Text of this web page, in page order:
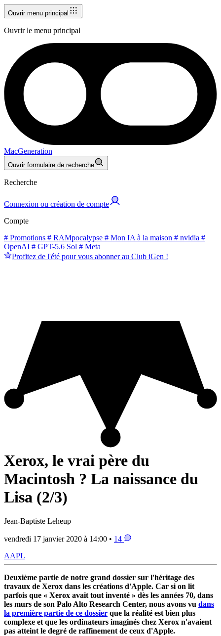
Ouvrir menu principal
Ouvrir le menu principal
MacGeneration
Ouvrir formulaire de recherche
Recherche
Connexion ou création de compte
Compte
# Promotions # RAMpocalypse # Mon IA à la maison # nvidia #
OpenAI # GPT-5.6 Sol # Meta
Profitez de l'été pour vous abonner au Club iGen !
Xerox, le vrai père du
Macintosh ? La naissance du
Lisa (2/3)
Jean-Baptiste Leheup
vendredi 17 janvier 2020 à 14:00 • 14
AAPL
Deuxième partie de notre grand dossier sur l'héritage des
travaux de Xerox dans les créations d'Apple. Car si on lit
parfois que « Xerox avait tout inventé » dès les années 70, dans
les murs de son Palo Alto Research Center, nous avons vu dans
la première partie de ce dossier que la réalité est bien plus
complexe et que les ordinateurs imaginés chez Xerox n'avaient
pas atteint le degré de raffinement de ceux d'Apple.